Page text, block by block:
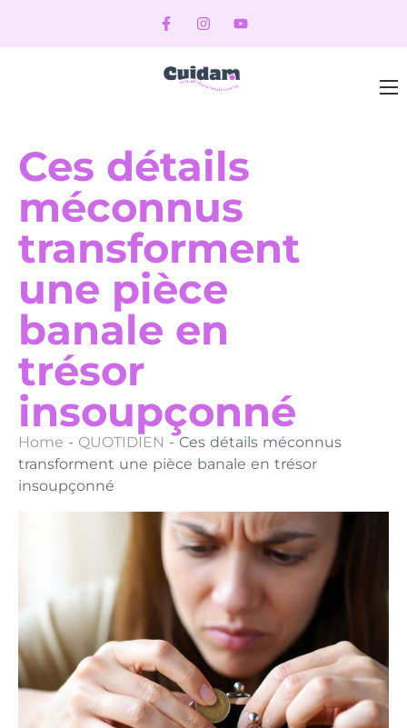
Ces détails
méconnus
transforment
une pièce
banale en
trésor
insoupçonné
Home - QUOTIDIEN -Ces détails méconnus
transforment une pièce banale en trésor
insoupçonné